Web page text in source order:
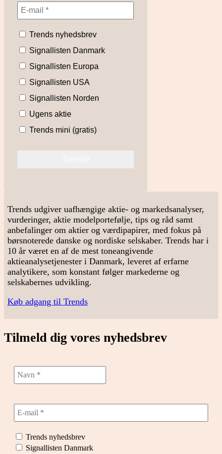
Trends nyhedsbrev
Signallisten Danmark
Signallisten Europa
Signallisten USA
Signallisten Norden
Ugens aktie
Trends mini (gratis)
Trends udgiver uafhængige aktie- og markedsanalyser,
vurderinger, aktie modelportefølje, tips og råd samt
anbefalinger om aktier og værdipapirer, med fokus på
børsnoterede danske og nordiske selskaber. Trends har i
10 år været en af de mest toneangivende
aktieanalysetjenester i Danmark, leveret af erfarne
analytikere, som konstant følger markederne og
selskabernes udvikling.
Køb adgang til Trends
Tilmeld dig vores nyhedsbrev
Trends nyhedsbrev
Signallisten Danmark